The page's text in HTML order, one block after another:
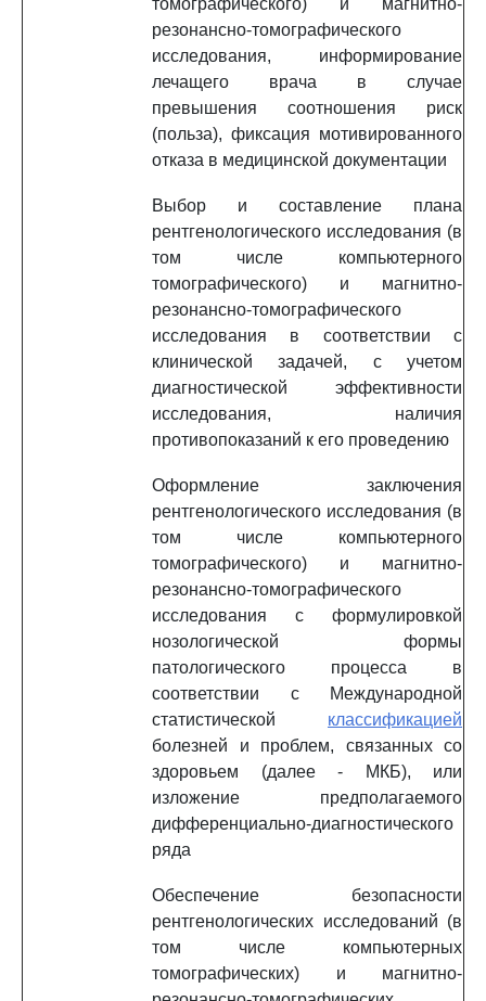
томографического) и магнитно-
резонансно-томографического
исследования, информирование
лечащего врача в случае
превышения соотношения риск
(польза), фиксация мотивированного
отказа в медицинской документации
Выбор и составление плана
рентгенологического исследования (в
том числе компьютерного
томографического) и магнитно-
резонансно-томографического
исследования в соответствии с
клинической задачей, с учетом
диагностической эффективности
исследования, наличия
противопоказаний к его проведению
Оформление заключения
рентгенологического исследования (в
том числе компьютерного
томографического) и магнитно-
резонансно-томографического
исследования с формулировкой
нозологической формы
патологического процесса в
соответствии с Международной
статистической классификацией
болезней и проблем, связанных со
здоровьем (далее - МКБ), или
изложение предполагаемого
дифференциально-диагностического
ряда
Обеспечение безопасности
рентгенологических исследований (в
том числе компьютерных
томографических) и магнитно-